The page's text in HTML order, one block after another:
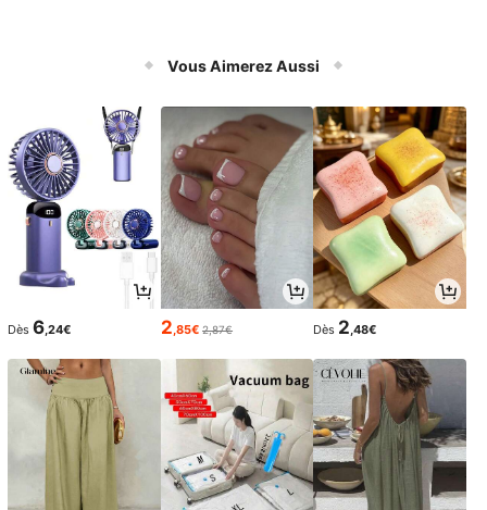
Vous Aimerez Aussi
Dès 6,24€ 2 ,85€ 2,87€ Dès 2 ,48€